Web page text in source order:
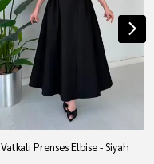
Vatkalı Prenses Elbise - Siyah